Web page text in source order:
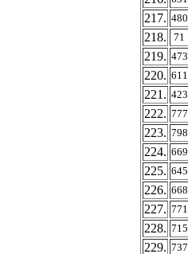
217. 480
218.
71
219. 473
220. 611
221. 423
222. 777
223. 798
224. 669
225. 645
226. 668
227. 771
228. 715
229. 737